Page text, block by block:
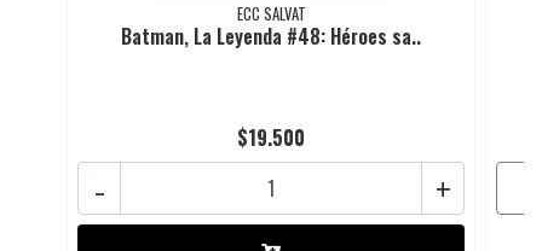
ECC SALVAT
Batman, La Leyenda #48: Héroes sa..
$19.500
+
-